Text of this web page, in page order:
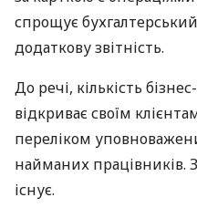
спрощує
додаткову звітність.
До речі, кількість
відкриває своїм
переліком
найманих працівників.
існує.